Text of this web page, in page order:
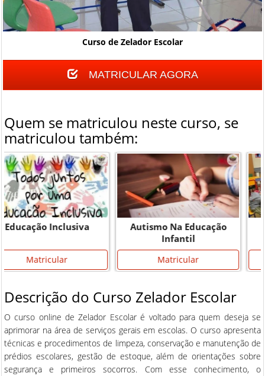
Curso de Zelador Escolar
MATRICULAR AGORA
Quem se matriculou neste curso, se
matriculou também:
Autismo Na Educação
Matricular
Monitor Escolar
Matricular
Descrição do Curso Zelador Escolar
O curso online de Zelador Escolar é voltado para quem deseja se
aprimorar na área de serviços gerais em escolas. O curso apresenta
técnicas e procedimentos de limpeza, conservação e manutenção de
prédios escolares, gestão de estoque, além de orientações sobre
segurança e primeiros socorros. Com esse conhecimento, o